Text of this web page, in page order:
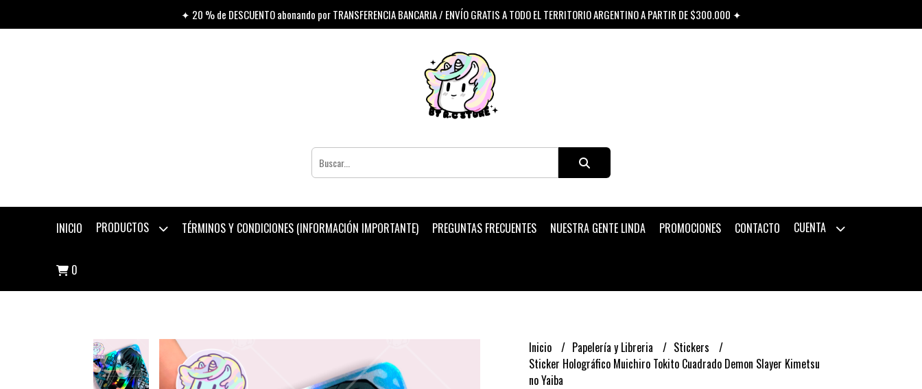
✦ 20 % de DESCUENTO abonando por TRANSFERENCIA BANCARIA / ENVÍO GRATIS A TODO EL TERRITORIO ARGENTINO A PARTIR DE $300.000 ✦
INICIO PRODUCTOS TÉRMINOS Y CONDICIONES (INFORMACIÓN IMPORTANTE) PREGUNTAS FRECUENTES NUESTRA GENTE LINDA PROMOCIONES CONTACTO CUENTA
0
Inicio Papelería y Libreria
Stickers
Sticker Holográfico Muichiro Tokito Cuadrado Demon Slayer Kimetsu
no Yaiba